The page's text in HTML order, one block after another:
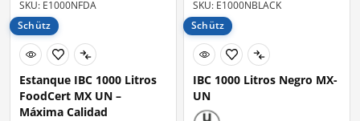
SKU: E1000NFDA
Schütz
Estanque IBC 1000 Litros
FoodCert MX UN –
Máxima Calidad
SKU: E1000NBLACK
Schütz
IBC 1000 Litros Negro MX-
UN